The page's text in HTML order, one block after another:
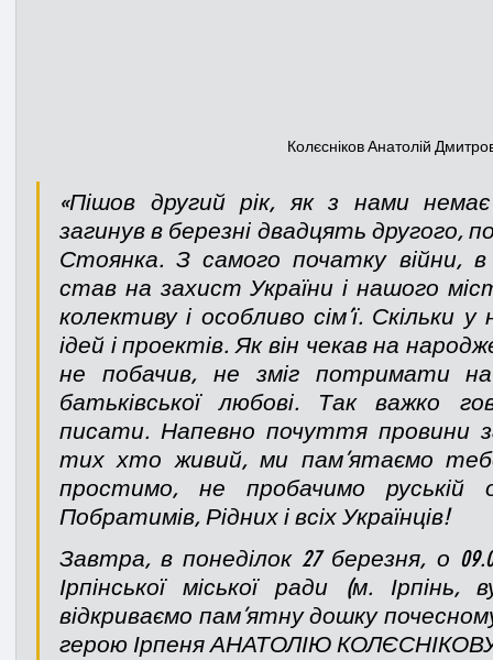
Колєсніков Анатолій
«Пішов другий рік, як з нами
загинув в березні двадцять другого,
Стоянка. З самого початку війни, в
став на захист України і нашого
колективу і особливо сім’ї. Скільки
ідей і проектів. Як він чекав на
не побачив, не зміг потримати
батьківської любові. Так важко
писати. Напевно почуття провини
тих хто живий, ми пам’ятаємо
простимо, не пробачимо руській
Побратимів, Рідних і всіх Українців!
Завтра, в понеділок 27 березня, о
Ірпінської міської ради (м.
відкриваємо пам’ятну дошку
герою Ірпеня АНАТОЛІЮ